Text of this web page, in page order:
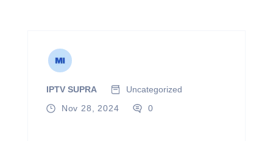
IPTV SUPRA
Uncategorized
Nov 28, 2024
0